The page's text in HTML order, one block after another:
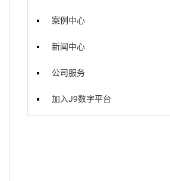
案例中心
新闻中心
公司服务
加入J9数字平台